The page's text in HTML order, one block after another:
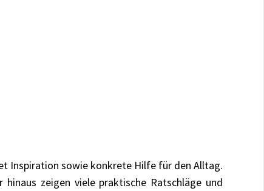
Inspiration sowie konkrete Hilfe für den Alltag.
hinaus zeigen viele praktische Ratschläge und